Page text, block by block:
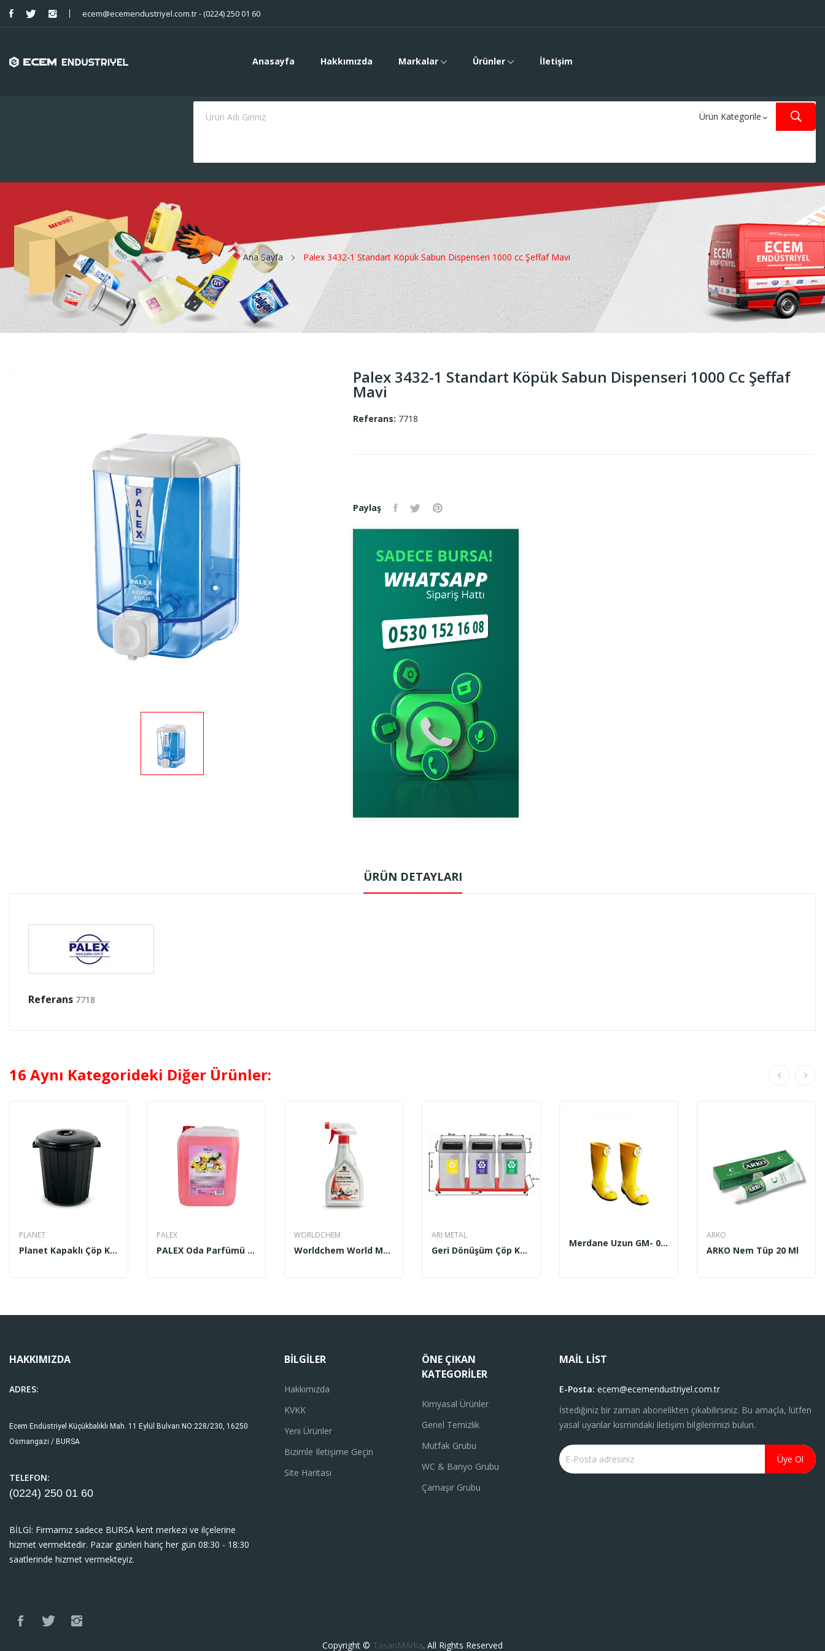
ecem@ecemendustriyel.com.tr - (0224) 250 01 60
Anasayfa Hakkımızda Markalar Ürünler İletişim
Ana Sayfa Palex 3432-1 Standart Köpük Sabun Dispenseri 1000 cc Şeffaf Mavi
Palex 3432-1 Standart Köpük Sabun Dispenseri 1000 Cc Şeffaf
Mavi
Referans: 7718
Paylaş
ÜRÜN DETAYLARI
Referans 7718
16 Aynı Kategorideki Diğer Ürünler:
PLANET
Planet Kapaklı Çöp Kovası 50 Lt No 3
PALEX
PALEX Oda Parfümü 5 Lt
WORLDCHEM
Worldchem World Max Leke Ve Kir Çözücü 500 Ml
ARI METAL
Geri Dönüşüm Çöp Kovası 3’lü (Bazalı) Mat...
Merdane Uzun GM- 0216 (40-45 No) Sarı-...
ARKO
ARKO Nem Tüp 20 Ml
HAKKIMIZDA
ADRES:
Ecem Endüstriyel Küçükbalıklı Mah. 11 Eylül Bulvarı NO:228/230, 16250
Osmangazi / BURSA
TELEFON:
(0224) 250 01 60
BİLGİ: Firmamız sadece BURSA kent merkezi ve ilçelerine
hizmet vermektedir. Pazar günleri hariç her gün 08:30 - 18:30
saatlerinde hizmet vermekteyiz.
BILGILER
Hakkımızda
KVKK
Yeni Ürünler
Bizimle Iletişime Geçin
Site Haritası
ÖNE ÇIKAN
KATEGORILER
Kimyasal Ürünler
Genel Temizlik
Mutfak Grubu
WC & Banyo Grubu
Çamaşır Grubu
MAIL LIST
E-Posta: ecem@ecemendustriyel.com.tr
İstediğiniz bir zaman abonelikten çıkabilirsiniz. Bu amaçla, lütfen
yasal uyarılar kısmındaki iletişim bilgilerimizi bulun.
Copyright © TasarıMArka. All Rights Reserved